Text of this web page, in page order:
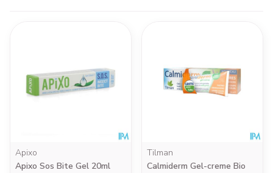
Apixo
Apixo Sos Bite Gel 20ml
Tilman
Calmiderm Gel-creme Bio